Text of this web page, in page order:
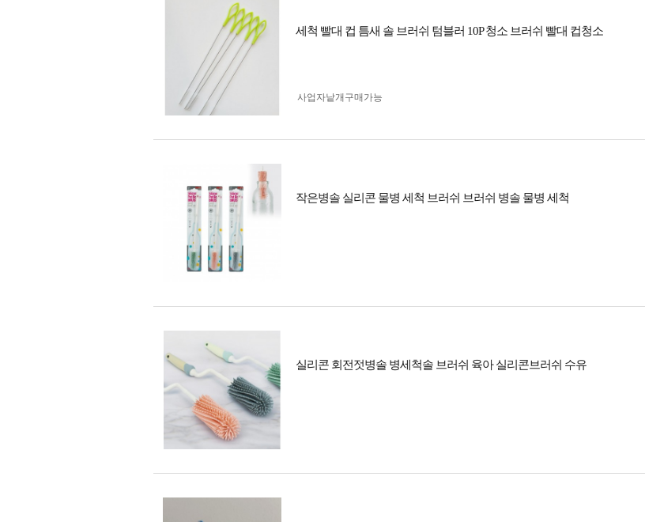
세척 빨대 컵 틈새 솔 브러쉬 텀블러 10P 청소 브러쉬 빨대 컵청소
사업자 낱개구매가능
작은병솔 실리콘 물병 세척 브러쉬 브러쉬 병솔 물병 세척
실리콘 회전젓병솔 병세척솔 브러쉬 육아 실리콘브러쉬 수유